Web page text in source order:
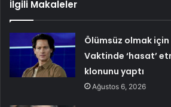
İlgili Makaleler
Ölümsüz olmak
Vaktinde ‘hasat’
klonunu yaptı
Ağustos 6, 2026